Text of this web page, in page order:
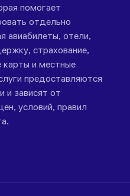
помогает
отдельно
авиабилеты, отели,
страхование,
карты и местные
предоставляются
и зависят от
условий, правил